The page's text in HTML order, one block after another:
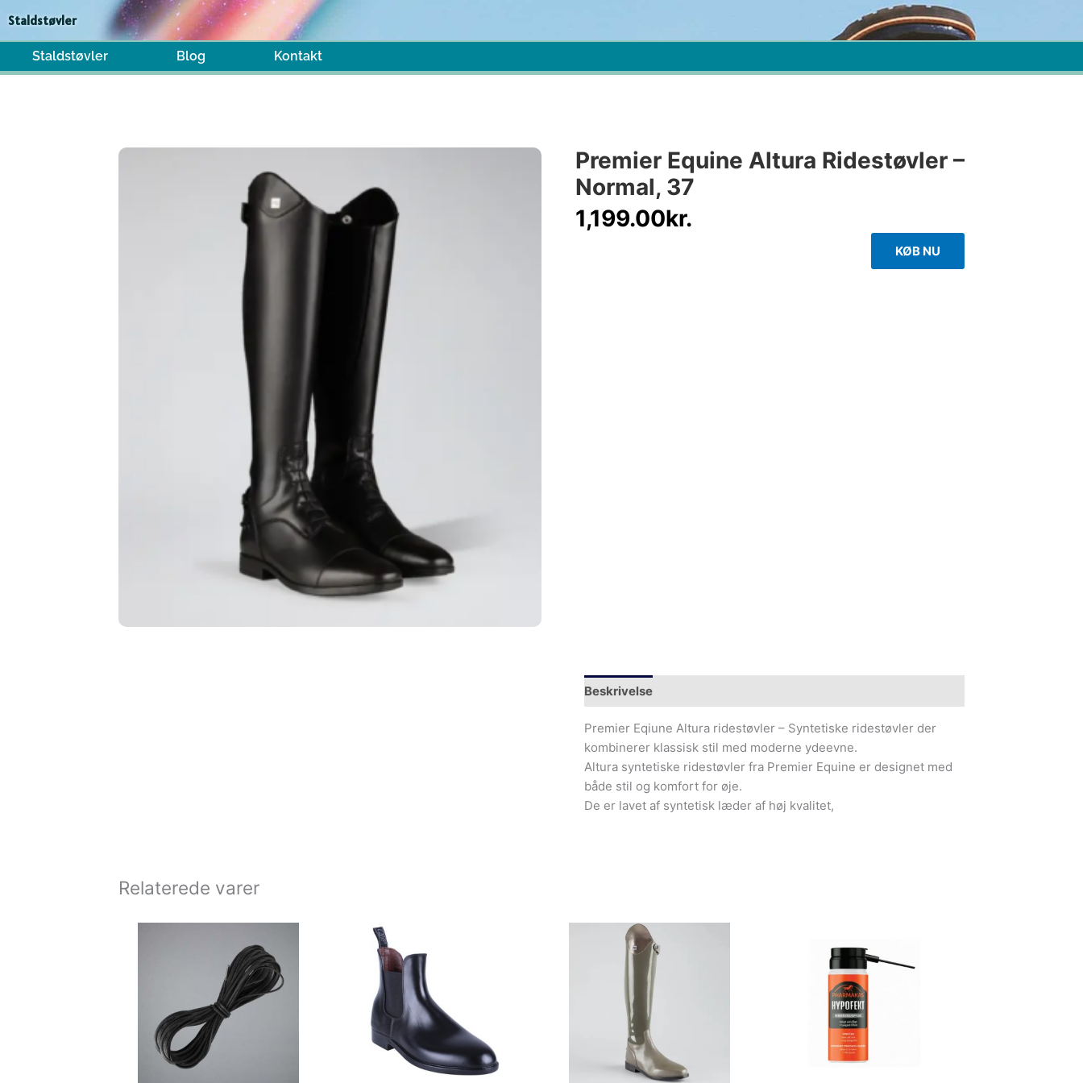
til
indholdet
Staldstøvler
Staldstøvler Blog Kontakt
Premier Equine Altura Ridestøvler –
Normal, 37
1,199.00kr.
KØB NU
Beskrivelse
Premier Eqiune Altura ridestøvler – Syntetiske ridestøvler der
kombinerer klassisk stil med moderne ydeevne.
Altura syntetiske ridestøvler fra Premier Equine er designet med
både stil og komfort for øje.
De er lavet af syntetisk læder af høj kvalitet,
Relaterede varer